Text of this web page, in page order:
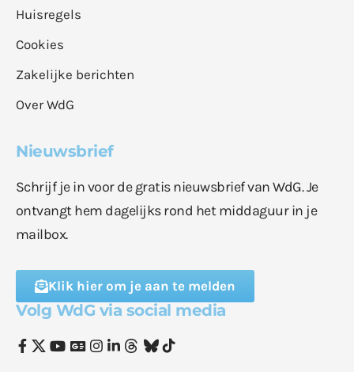
Huisregels
Cookies
Zakelijke berichten
Over WdG
Nieuwsbrief
Schrijf je in voor de gratis nieuwsbrief van WdG. Je
ontvangt hem dagelijks rond het middaguur in je
mailbox.
Klik hier om je aan te melden
Volg WdG via social media